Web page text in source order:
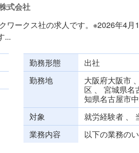
式会社
ワークス社の求人です。※2026年4
...
勤務形態
出社
勤務地
大阪府大阪市
区 、 宮城県名
知県名古屋市
対象
就労経験者 、
業務内容
以下の業務の